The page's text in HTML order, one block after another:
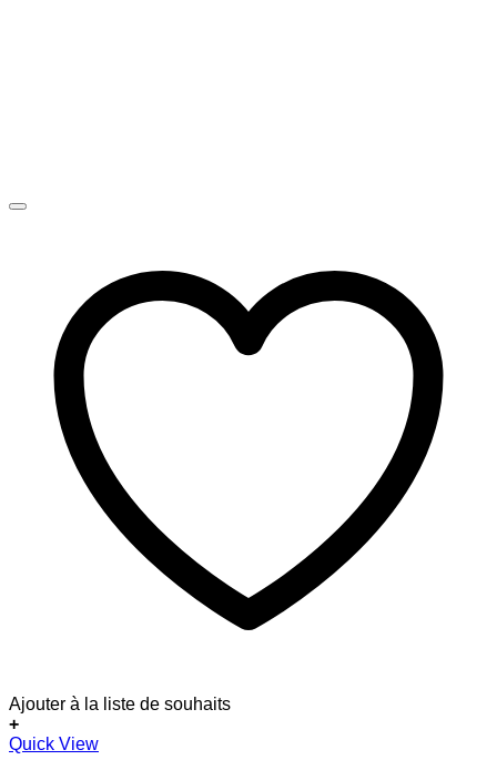
Ajouter à la liste de souhaits
+
Quick View